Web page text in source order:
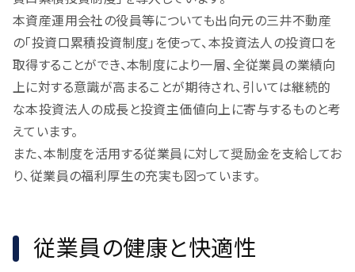
本資産運用会社の役員等についても出向元の三井不動産
の「投資口累積投資制度」を使って、本投資法人の投資口を
取得することができ、本制度により一層、全従業員の業績向
上に対する意識が高まることが期待され、引いては継続的
な本投資法人の成長と投資主価値向上に寄与するものと考
えています。
また、本制度を活用する従業員に対して奨励金を支給してお
り、従業員の福利厚生の充実も図っています。
従業員の健康と快適性